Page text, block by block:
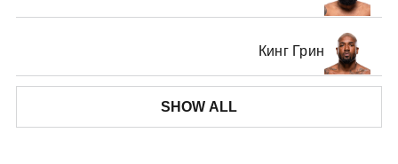
Кинг Грин
SHOW ALL